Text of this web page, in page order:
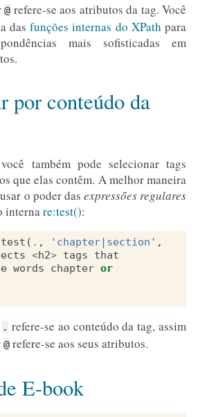
@ refere-se aos atributos da tag. Você
das funções internas do XPath para
mais sofisticadas em
por conteúdo da
também pode selecionar tags
que elas contêm. A melhor maneira
o poder das expressões regulares
interna re:test():
test ( . , 'chapter|section' ,
<h2> tags
that
words chapter or
. refere-se ao conteúdo da tag, assim
@ refere-se aos seus atributos.
E-book